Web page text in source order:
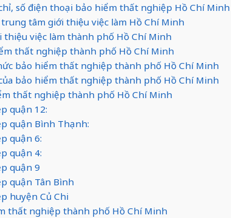
số điện thoại bảo hiểm thất nghiệp Hồ Chí Minh
tâm giới thiệu việc làm Hồ Chí Minh
thiệu việc làm thành phố Hồ Chí Minh
thất nghiệp thành phố Hồ Chí Minh
bảo hiểm thất nghiệp thành phố Hồ Chí Minh
bảo hiểm thất nghiệp thành phố Hồ Chí Minh
thất nghiệp thành phố Hồ Chí Minh
quận 12:
quận Bình Thạnh:
quận 6:
quận 4:
quận 9
quận Tân Bình
huyện Củ Chi
thất nghiệp thành phố Hồ Chí Minh